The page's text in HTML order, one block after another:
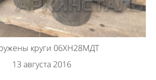
круги 06ХН28МДТ
13 августа 2016